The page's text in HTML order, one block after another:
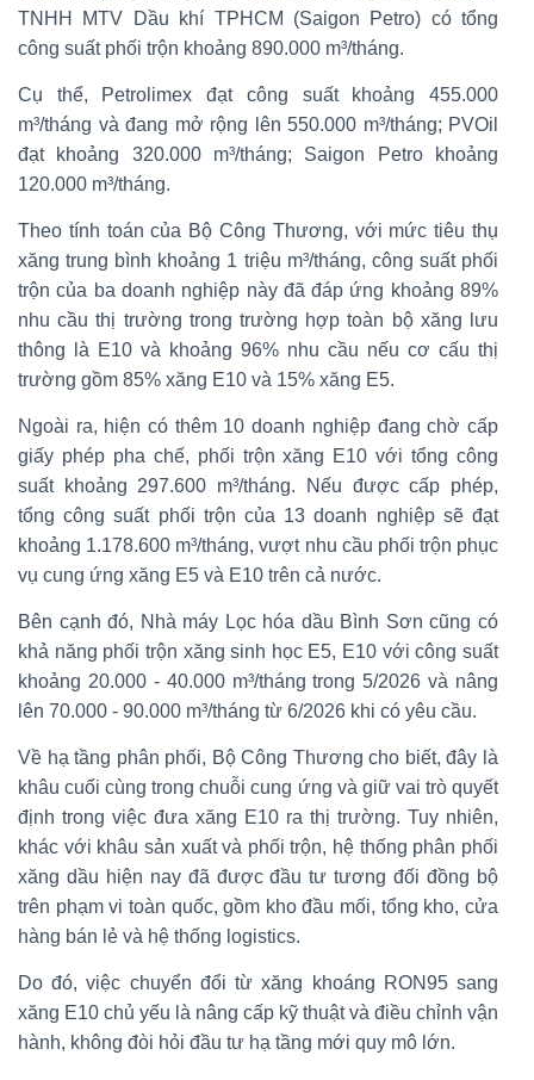
TNHH MTV Dầu khí TPHCM (Saigon Petro) có tổng
công suất phối trộn khoảng 890.000 m³/tháng.
Cụ thể, Petrolimex đạt công suất khoảng 455.000
m³/tháng và đang mở rộng lên 550.000 m³/tháng; PVOil
đạt khoảng 320.000 m³/tháng; Saigon Petro khoảng
120.000 m³/tháng.
Theo tính toán của Bộ Công Thương, với mức tiêu thụ
xăng trung bình khoảng 1 triệu m³/tháng, công suất phối
trộn của ba doanh nghiệp này đã đáp ứng khoảng 89%
nhu cầu thị trường trong trường hợp toàn bộ xăng lưu
thông là E10 và khoảng 96% nhu cầu nếu cơ cấu thị
trường gồm 85% xăng E10 và 15% xăng E5.
Ngoài ra, hiện có thêm 10 doanh nghiệp đang chờ cấp
giấy phép pha chế, phối trộn xăng E10 với tổng công
suất khoảng 297.600 m³/tháng. Nếu được cấp phép,
tổng công suất phối trộn của 13 doanh nghiệp sẽ đạt
khoảng 1.178.600 m³/tháng, vượt nhu cầu phối trộn phục
vụ cung ứng xăng E5 và E10 trên cả nước.
Bên cạnh đó, Nhà máy Lọc hóa dầu Bình Sơn cũng có
khả năng phối trộn xăng sinh học E5, E10 với công suất
khoảng 20.000 - 40.000 m³/tháng trong 5/2026 và nâng
lên 70.000 - 90.000 m³/tháng từ 6/2026 khi có yêu cầu.
Về hạ tầng phân phối, Bộ Công Thương cho biết, đây là
khâu cuối cùng trong chuỗi cung ứng và giữ vai trò quyết
định trong việc đưa xăng E10 ra thị trường. Tuy nhiên,
khác với khâu sản xuất và phối trộn, hệ thống phân phối
xăng dầu hiện nay đã được đầu tư tương đối đồng bộ
trên phạm vi toàn quốc, gồm kho đầu mối, tổng kho, cửa
hàng bán lẻ và hệ thống logistics.
Do đó, việc chuyển đổi từ xăng khoáng RON95 sang
xăng E10 chủ yếu là nâng cấp kỹ thuật và điều chỉnh vận
hành, không đòi hỏi đầu tư hạ tầng mới quy mô lớn.